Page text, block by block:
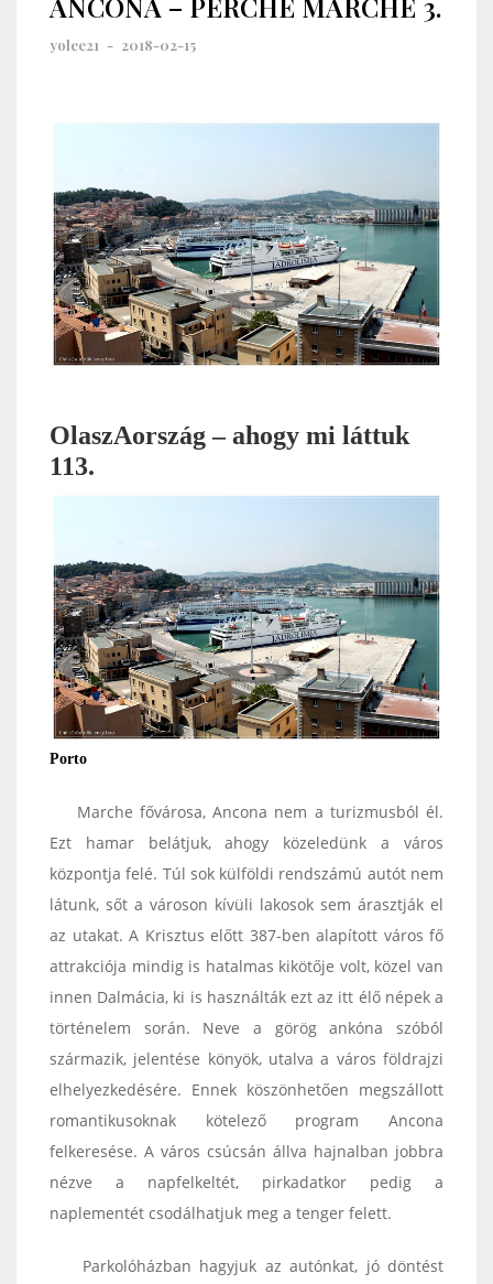
yolee21 - 2018-02-15
OlaszAország – ahogy mi láttuk
113.
Porto
Marche fővárosa, Ancona nem a turizmusból él.
Ezt hamar belátjuk, ahogy közeledünk a város
központja felé. Túl sok külföldi rendszámú autót nem
látunk, sőt a városon kívüli lakosok sem árasztják el
az utakat. A Krisztus előtt 387-ben alapított város fő
attrakciója mindig is hatalmas kikötője volt, közel van
innen Dalmácia, ki is használták ezt az itt élő népek a
történelem során. Neve a görög ankóna szóból
származik, jelentése könyök, utalva a város földrajzi
elhelyezkedésére. Ennek köszönhetően megszállott
romantikusoknak kötelező program Ancona
felkeresése. A város csúcsán állva hajnalban jobbra
nézve a napfelkeltét, pirkadatkor pedig a
naplementét csodálhatjuk meg a tenger felett.
Parkolóházban hagyjuk az autónkat, jó döntést